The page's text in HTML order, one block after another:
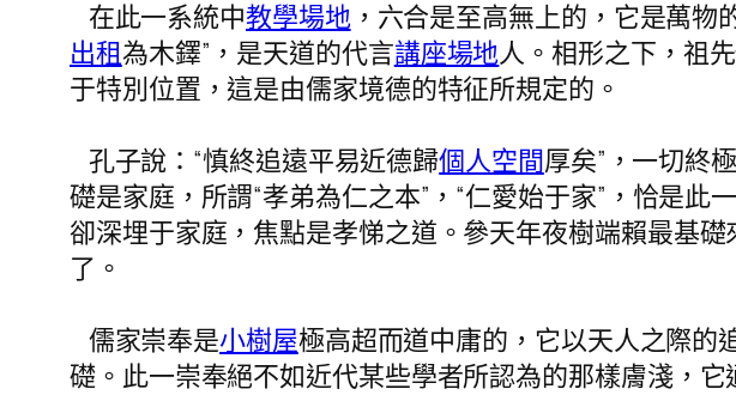
在此一系統中教學場地，六合是至高無上的，它是萬物
出租為木鐸”，是天道的代言講座場地人。相形之下，祖
于特別位置，這是由儒家境德的特征所規定的。
孔子說：“慎終追遠平易近德歸個人空間厚矣”，一切終
礎是家庭，所謂“孝弟為仁之本”，“仁愛始于家”，恰是
卻深埋于家庭，焦點是孝悌之道。參天年夜樹端賴最基
了。
儒家崇奉是小樹屋極高超而道中庸的，它以天人之際的
礎。此一崇奉絕不如近代某些學者所認為的那樣膚淺，